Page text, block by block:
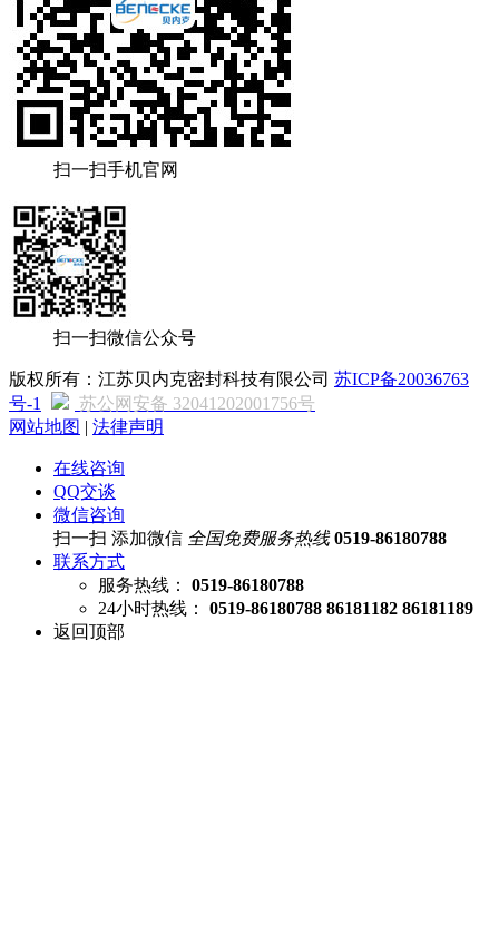
扫一扫手机官网
扫一扫微信公众号
版权所有：江苏贝内克密封科技有限公司 苏ICP备20036763
号-1
苏公网安备 32041202001756号
网站地图 | 法律声明
在线咨询
QQ交谈
微信咨询
扫一扫 添加微信 全国免费服务热线 0519-86180788
联系方式
服务热线：
0519-86180788
24小时热线：
0519-86180788 86181182 86181189
返回顶部